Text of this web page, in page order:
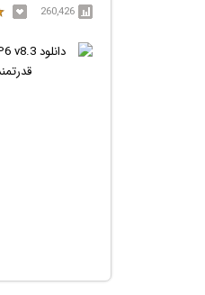
260,426